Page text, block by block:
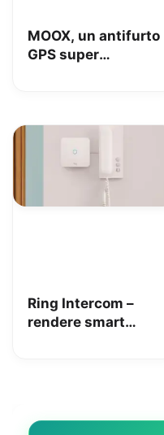
MOOX, un antifurto
GPS super
solo: la nostra
Ring Intercom –
rendere smart